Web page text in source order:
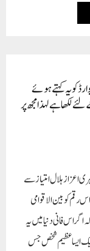
کنگ فیصل ایوارڈ کو یہ کہتے ہوئے
لکھا ہے لہذا مجھ پر
ترین شہری اعزاز ہلال امتیاز سے
رقم کو بین الاقوامی
اس فانی دنیا میں یہ
ایسا عظیم شخص جس